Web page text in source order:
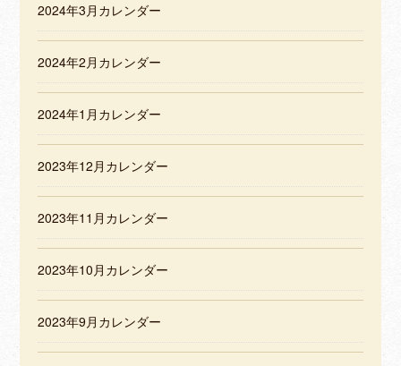
2024年3月カレンダー
2024年2月カレンダー
2024年1月カレンダー
2023年12月カレンダー
2023年11月カレンダー
2023年10月カレンダー
2023年9月カレンダー